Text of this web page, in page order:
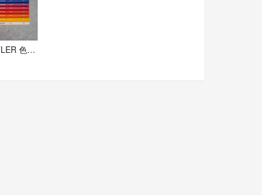
STAEDTLER 色えんぴつ